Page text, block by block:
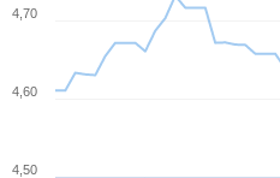
4,50
4,60
4,70